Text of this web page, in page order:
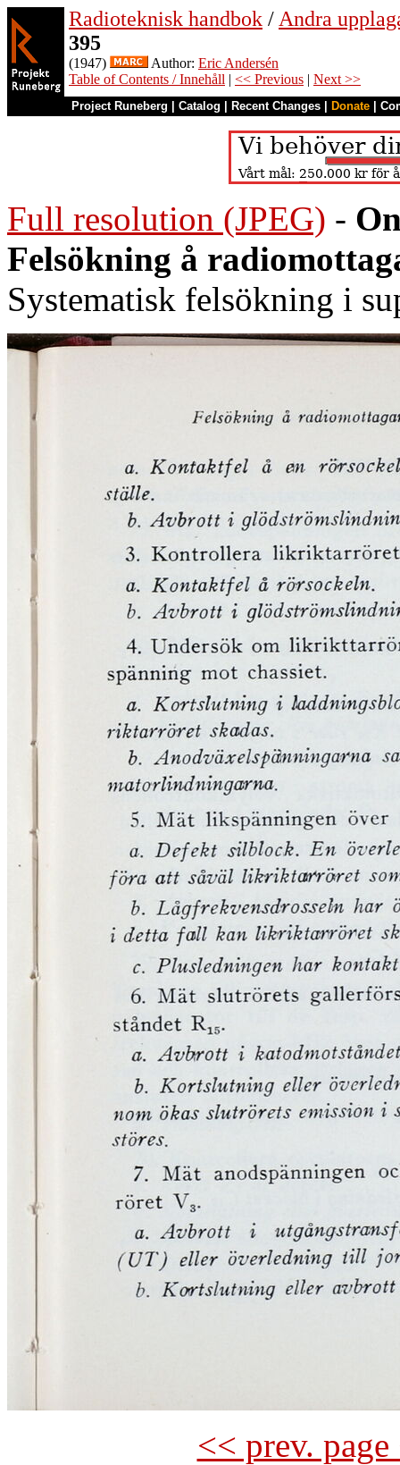
Radioteknisk handbok / Andra
395
(1947) Author: Eric Andersén
Table of Contents / Innehåll | << Previous | Next >>
Project Runeberg Catalog Recent Changes Donate
Full resolution (JPEG) -
Felsökning å
Systematisk felsökning i
<< prev.